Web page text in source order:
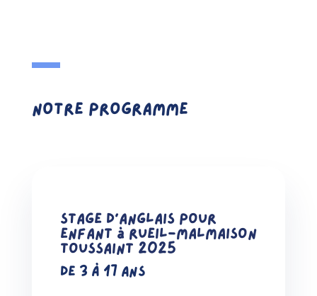
Notre programme
Stage d’anglais pour
enfant à Rueil-Malmaison
toussaint 2025
DE 3 À 17 ANS